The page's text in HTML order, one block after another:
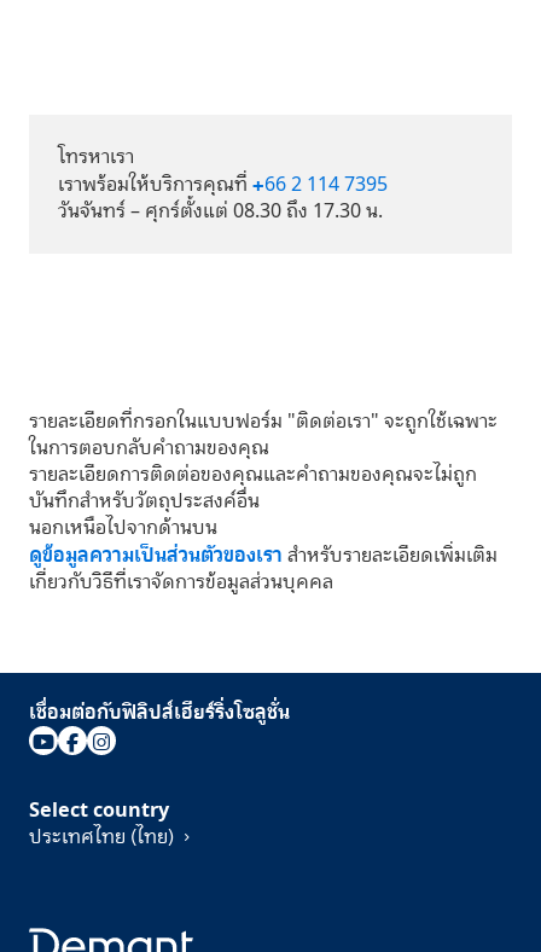
โทรหาเรา
เราพร้อมให้บริการคุณที่+66 2 114 7395
วันจันทร์ – ศุกร์ตั้งแต่ 08.30 ถึง 17.30 น.
รายละเอียดที่กรอกในแบบฟอร์ม "ติดต่อเรา" จะถูกใช้เฉพาะ
ในการตอบกลับคำถามของคุณ
รายละเอียดการติดต่อของคุณและคำถามของคุณจะไม่ถูก
บันทึกสำหรับวัตถุประสงค์อื่น
นอกเหนือไปจากด้านบน
ดูข้อมูลความเป็นส่วนตัวของเราสำหรับรายละเอียดเพิ่มเติม
เกี่ยวกับวิธีที่เราจัดการข้อมูลส่วนบุคคล
เชื่อมต่อกับฟิลิปส์เฮียร์ริ่งโซลูชั่น
Select country
ประเทศไทย (ไทย)